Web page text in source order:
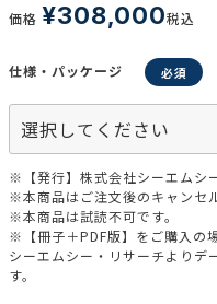
リセット
価格 ¥308,000税込
仕様・パッケージ
※【発行】株式会社シーエムシ
※本商品はご注文後のキャンセ
※本商品は試読不可です。
※【冊子＋PDF版】をご購入の
シーエムシー・リサーチよりデ
す。